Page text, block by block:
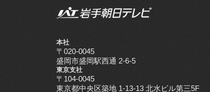
本社
〒020-0045
盛岡市盛岡駅西通 2-6-5
東京支社
〒104-0045
東京都中央区築地 1-13-13 北水ビル第三5F